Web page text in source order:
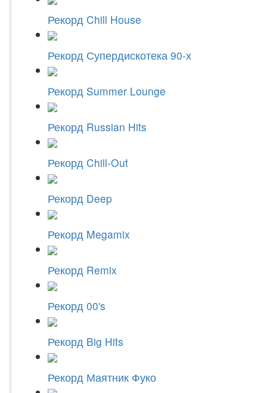
Рекорд Chill House
Рекорд Супердискотека 90-х
Рекорд Summer Lounge
Рекорд Russian Hits
Рекорд Chill-Out
Рекорд Deep
Рекорд Megamix
Рекорд Remix
Рекорд 00's
Рекорд Big Hits
Рекорд Маятник Фуко